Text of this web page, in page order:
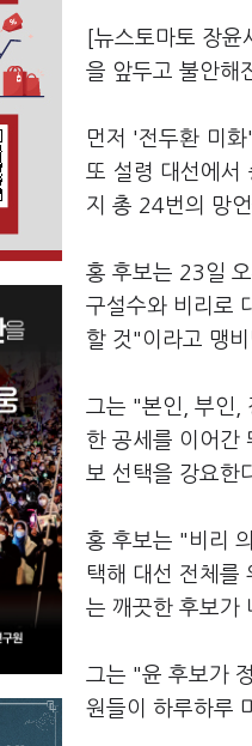
[뉴스토마토 장윤
을 앞두고 불안해
먼저 '전두환 미
또 설령 대선에서
지 총 24번의 망
홍 후보는 23일
구설수와 비리로
할 것"이라고 맹비
그는 "본인, 부인,
한 공세를 이어간
보 선택을 강요한
홍 후보는 "비리
택해 대선 전체를
는 깨끗한 후보가
그는 "윤 후보가
원들이 하루하루